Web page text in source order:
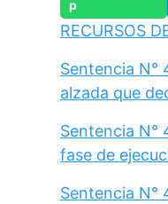
RECURSOS
Sentencia N°
alzada que
Sentencia N°
fase de
Sentencia N°